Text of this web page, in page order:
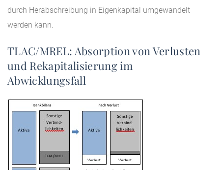
durch Herabschreibung in Eigenkapital umgewandelt
werden kann.
TLAC/MREL: Absorption von Verlusten
und Rekapitalisierung im
Abwicklungsfall